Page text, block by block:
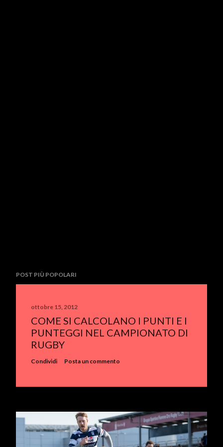
POST PIÙ POPOLARI
ottobre 15, 2012
COME SI CALCOLANO I PUNTI E I
PUNTEGGI NEL CAMPIONATO DI
RUGBY
Condividi Posta un commento